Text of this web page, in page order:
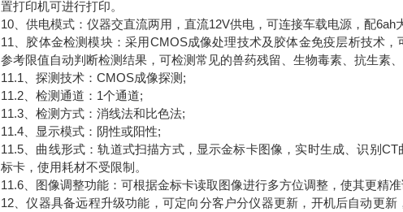
置打印机可进行打印。
10、供电模式：仪器交直流两用，直流12V供电，可连接车载电源，配6ah
11、胶体金检测模块：采用CMOS成像处理技术及胶体金免疫层析技术
参考限值自动判断检测结果，可检测常见的兽药残留、生物毒素、抗生素、
11.1、探测技术：CMOS成像探测;
11.2、检测通道：1个通道;
11.3、检测方式：消线法和比色法;
11.4、显示模式：阴性或阳性;
11.5、曲线形式：轨道式扫描方式，显示金标卡图像，实时生成、识别
标卡，使用耗材不受限制。
11.6、图像调整功能：可根据金标卡读取图像进行多方位调整，使其更精准
12、仪器具备远程升级功能，可定向分客户分仪器更新，开机后自动更